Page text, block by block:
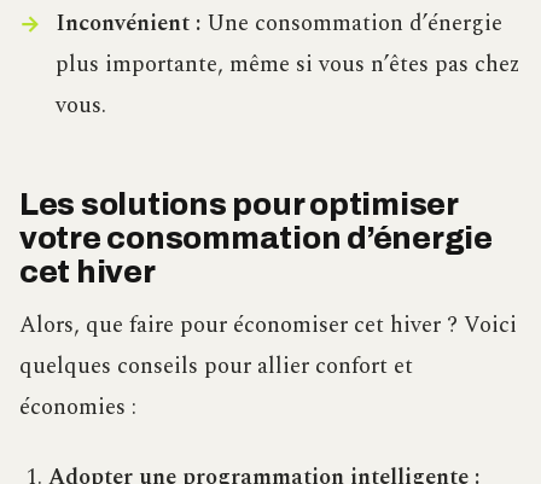
Inconvénient :Une consommation d’énergie
plus importante, même si vous n’êtes pas chez
vous.
Les solutions pour optimiser
votre consommation d’énergie
cet hiver
Alors, que faire pour économiser cet hiver ? Voici
quelques conseils pour allier confort et
économies :